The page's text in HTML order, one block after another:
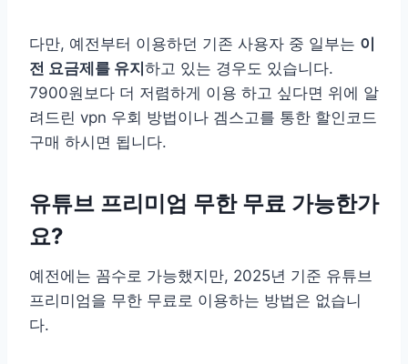
다만, 예전부터 이용하던 기존 사용자 중 일부는 이
전 요금제를 유지 하고 있는 경우도 있습니다.
7900원보다 더 저렴하게 이용 하고 싶다면 위에 알
려드린 vpn 우회 방법이나 겜스고를 통한 할인코드
구매 하시면 됩니다.
유튜브 프리미엄 무한 무료 가능한가
요?
예전에는 꼼수로 가능했지만, 2025년 기준 유튜브
프리미엄을 무한 무료로 이용하는 방법은 없습니
다.